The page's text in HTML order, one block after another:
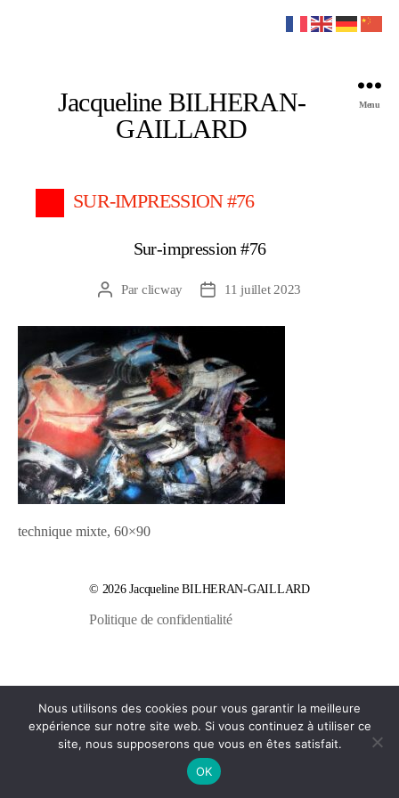
Jacqueline BILHERAN-
GAILLARD
Menu
SUR-IMPRESSION #76
Sur-impression #76
Auteur
l’article
Par clicway
Date
l’article
11 juillet 2023
technique mixte, 60×90
© 2026Jacqueline BILHERAN-GAILLARD
Politique de confidentialité
Nous utilisons des cookies pour vous garantir la meilleure
expérience sur notre site web. Si vous continuez à utiliser ce
site, nous supposerons que vous en êtes satisfait.
OK